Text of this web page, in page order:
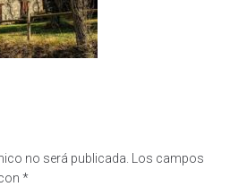
no será publicada.
Los campos
*